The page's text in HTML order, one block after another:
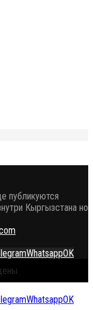
публикуются
Кыргызстана но
WhatsappOK
WhatsappOK